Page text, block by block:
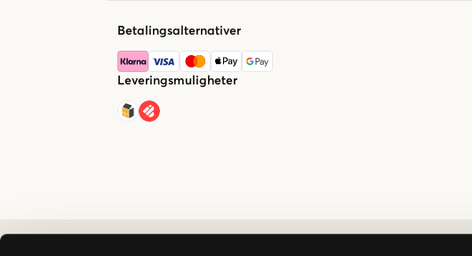
Betalingsalternativer
Leveringsmuligheter